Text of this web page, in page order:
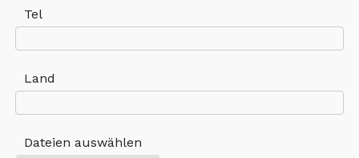
Tel
Land
Dateien auswählen